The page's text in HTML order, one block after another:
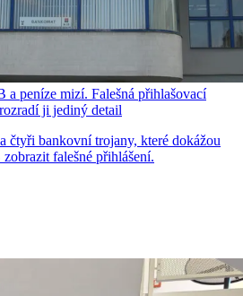
a peníze mizí. Falešná přihlašovací
ji jediný detail
čtyři bankovní trojany, které dokážou
falešné přihlášení.